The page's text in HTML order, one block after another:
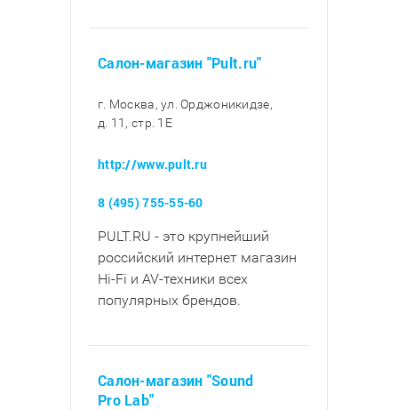
Салон-магазин "Pult.ru"
г. Москва, ул. Орджоникидзе,
д. 11, стр. 1E
http://www.pult.ru
8 (495) 755-55-60
PULT.RU - это крупнейший
российский интернет магазин
Hi-Fi и AV-техники всех
популярных брендов.
Салон-магазин "Sound
Pro Lab"